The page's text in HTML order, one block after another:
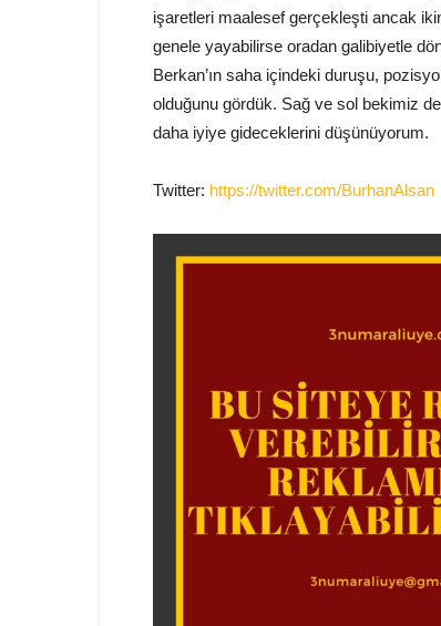
işaretleri maalesef gerçekleşti ancak
genele yayabilirse oradan galibiyetle
Berkan’ın saha içindeki duruşu,
olduğunu gördük. Sağ ve sol bekimiz
daha iyiye gideceklerini düşünüyorum.
Twitter: https://twitter.com/BurhanAlsan